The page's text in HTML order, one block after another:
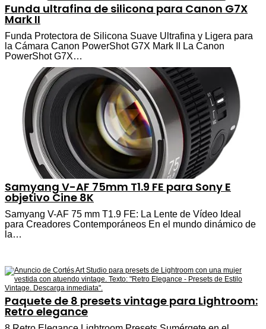
Funda ultrafina de silicona para Canon G7X
Mark II
Funda Protectora de Silicona Suave Ultrafina y Ligera para
la Cámara Canon PowerShot G7X Mark II La Canon
PowerShot G7X…
Samyang V-AF 75mm T1.9 FE para Sony E
objetivo Cine 8K
Samyang V-AF 75 mm T1.9 FE: La Lente de Vídeo Ideal
para Creadores Contemporáneos En el mundo dinámico de
la…
Paquete de 8 presets vintage para Lightroom:
Retro elegance